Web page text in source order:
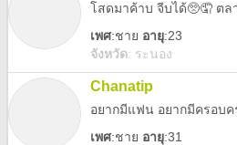
โสดมาค้าบ จีบได้🥺🤦 ตล
เพศ:ชาย อายุ:23
จังหวัด: ระนอง
Chanatip
อยากมีแฟน อยากมีครอบค
เพศ:ชาย อายุ:31